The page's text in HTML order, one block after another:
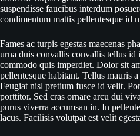
suspendisse faucibus interdum
condimentum mattis pellentesque id
Fames ac turpis egestas maecenas
urna duis convallis convallis tellus id
commodo quis imperdiet. Dolor sit
pellentesque habitant. Tellus mauris
Feugiat nisl pretium fusce id velit.
porttitor. Sed cras ornare arcu dui
purus viverra accumsan in. In
lacus. Facilisis volutpat est velit